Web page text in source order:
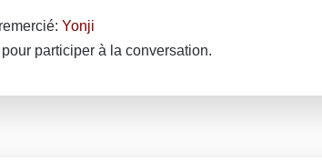
Yonji
pour participer à la conversation.